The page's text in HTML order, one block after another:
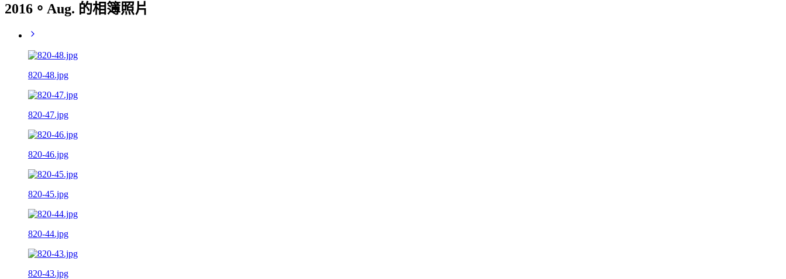
2016。Aug. 的相簿照片
820-48.jpg
820-47.jpg
820-46.jpg
820-45.jpg
820-44.jpg
820-43.jpg